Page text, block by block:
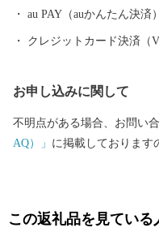
来など）」、「農産物（い
ど）」、「食（すったて、
と納税の対象団体として総
町に寄附した場合は、税制
au PAY（auかんたん決済
クレジットカード決済（
お申し込みに関して
不明点がある場合、お問い
AQ）」 に掲載しております
この返礼品を見てい